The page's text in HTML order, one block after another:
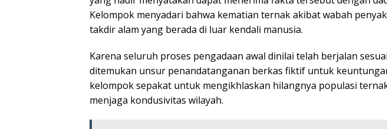
Kelompok menyadari bahwa kematian ternak akibat wabah
takdir alam yang berada di luar kendali manusia.
Karena seluruh proses pengadaan awal dinilai telah berjalan
ditemukan unsur penandatanganan berkas fiktif untuk
kelompok sepakat untuk mengikhlaskan hilangnya populasi
menjaga kondusivitas wilayah.